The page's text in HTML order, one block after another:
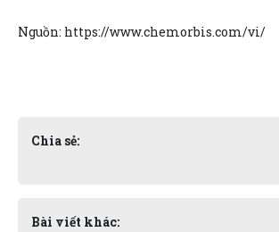
Nguồn: https://www.chemorbis.com/vi/
Chia sẻ:
Bài viết khác: